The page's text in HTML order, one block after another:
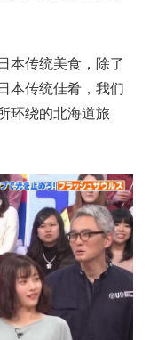
本传统美食，除了
本传统佳肴，我们
环绕的北海道旅